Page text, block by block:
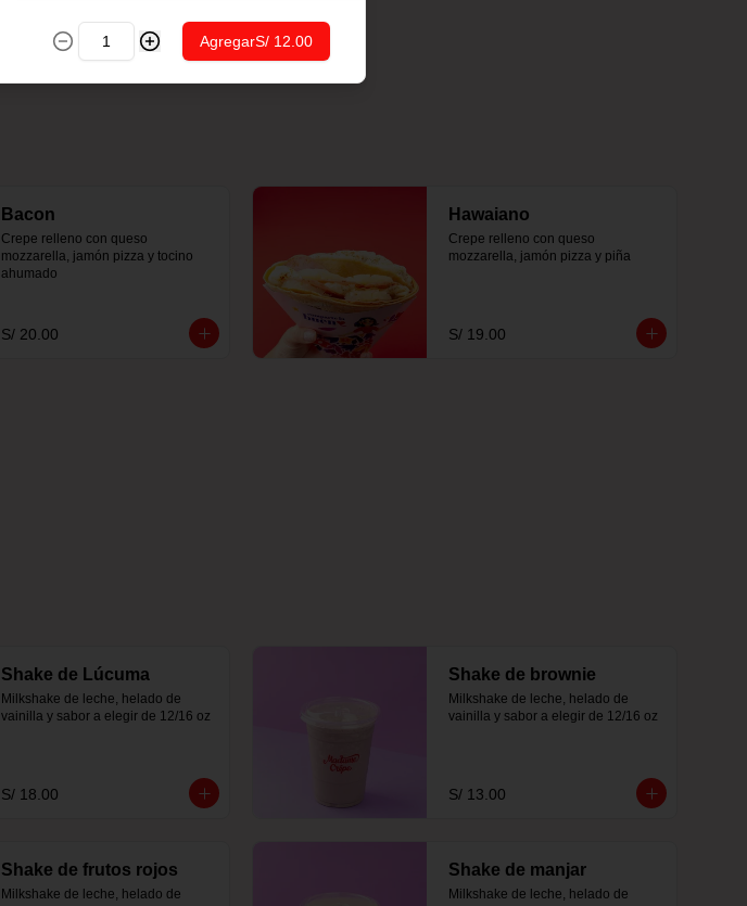
Bacon
Crepe relleno con queso
mozzarella, jamón pizza y tocino
ahumado
S/ 20.00
Hawaiano
Crepe relleno con queso
mozzarella, jamón pizza y piña
S/ 19.00
Shake de Lúcuma
Milkshake de leche, helado de
vainilla y sabor a elegir de 12/16 oz
S/ 18.00
Shake de brownie
Milkshake de leche, helado de
vainilla y sabor a elegir de 12/16 oz
S/ 13.00
Shake de frutos rojos
Milkshake de leche, helado de
Shake de manjar
Milkshake de leche, helado de
AgregarS/ 12.00